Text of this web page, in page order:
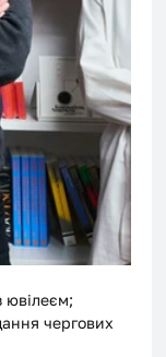
ювілеєм;
чергових